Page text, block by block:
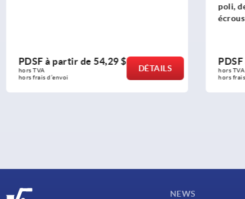
PDSF à partir de 29,79 $
hors TVA
hors frais d’envoi
DÉTAILS
NEWS